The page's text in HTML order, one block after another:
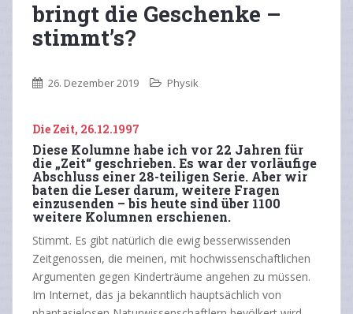
bringt die Geschenke –
stimmt’s?
26. Dezember 2019 Physik
Die Zeit, 26.12.1997
Diese Kolumne habe ich vor 22 Jahren für
die „Zeit“ geschrieben. Es war der vorläufige
Abschluss einer 28-teiligen Serie. Aber wir
baten die Leser darum, weitere Fragen
einzusenden – bis heute sind über 1100
weitere Kolumnen erschienen.
Stimmt. Es gibt natürlich die ewig besserwissenden
Zeitgenossen, die meinen, mit hochwissenschaftlichen
Argumenten gegen Kinderträume angehen zu müssen.
Im Internet, das ja bekanntlich hauptsächlich von